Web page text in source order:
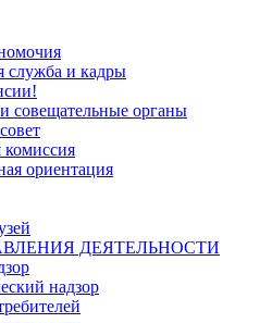
служба и кадры
совещательные органы
комиссия
ориентация
ДЕЯТЕЛЬНОСТИ
надзор